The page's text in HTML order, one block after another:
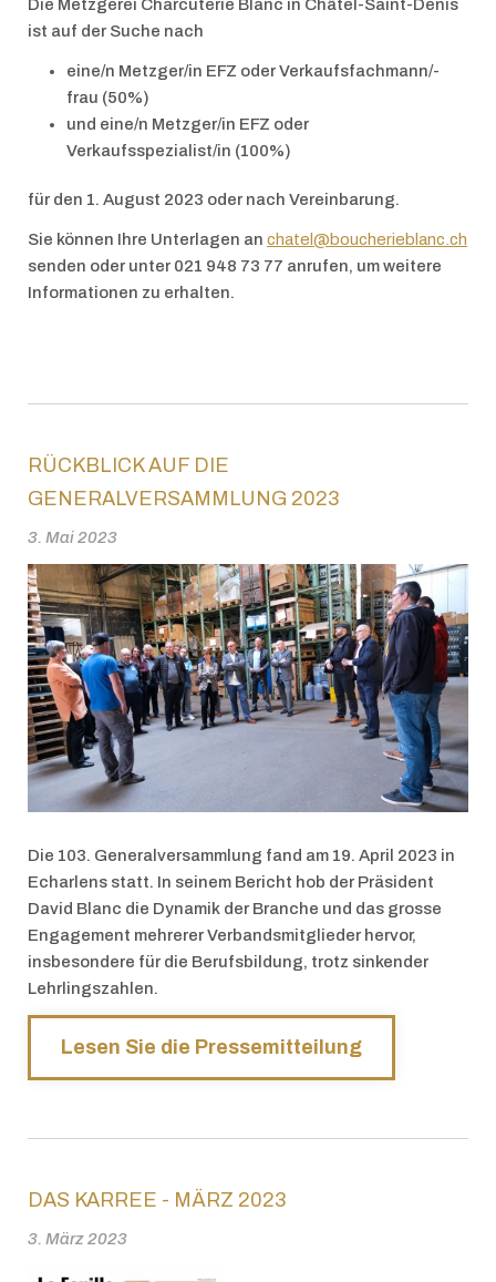
Die Metzgerei Charcuterie Blanc in Châtel-Saint-Denis
ist auf der Suche nach
eine/n Metzger/in EFZ oder Verkaufsfachmann/-
frau (50%)
und eine/n Metzger/in EFZ oder
Verkaufsspezialist/in (100%)
für den 1. August 2023 oder nach Vereinbarung.
Sie können Ihre Unterlagen an chatel@boucherieblanc.ch
senden oder unter 021 948 73 77 anrufen, um weitere
Informationen zu erhalten.
RÜCKBLICK AUF DIE
GENERALVERSAMMLUNG 2023
3. Mai 2023
Die 103. Generalversammlung fand am 19. April 2023 in
Echarlens statt. In seinem Bericht hob der Präsident
David Blanc die Dynamik der Branche und das grosse
Engagement mehrerer Verbandsmitglieder hervor,
insbesondere für die Berufsbildung, trotz sinkender
Lehrlingszahlen.
Lesen Sie die Pressemitteilung
DAS KARREE - MÄRZ 2023
3. März 2023